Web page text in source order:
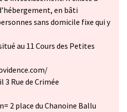
en bâti
sans domicile fixe qui y
au 11 Cours des Petites
3 Rue de Crimée
2 place du Chanoine Ballu